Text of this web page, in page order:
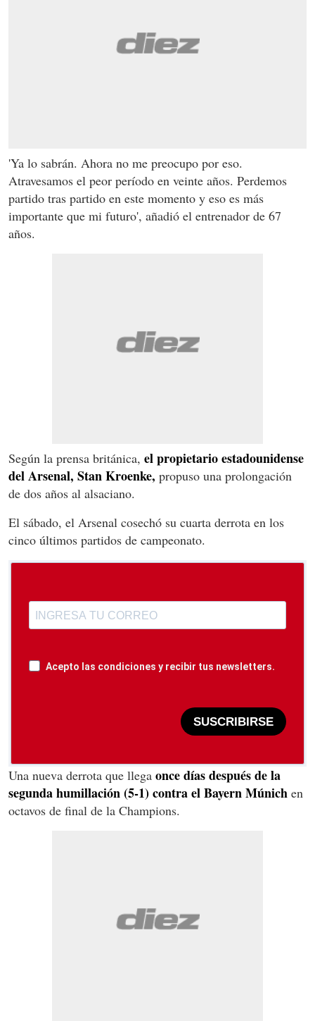
'Ya lo sabrán. Ahora no me preocupo por eso.
Atravesamos el peor período en veinte años. Perdemos
partido tras partido en este momento y eso es más
importante que mi futuro', añadió el entrenador de 67
años.
Según la prensa británica, el propietario estadounidense
del Arsenal, Stan Kroenke, propuso una prolongación
de dos años al alsaciano.
El sábado, el Arsenal cosechó su cuarta derrota en los
cinco últimos partidos de campeonato.
Acepto las condiciones y recibir tus newsletters.
SUSCRIBIRSE
Una nueva derrota que llega once días después de la
segunda humillación (5-1) contra el Bayern Múnich en
octavos de final de la Champions.